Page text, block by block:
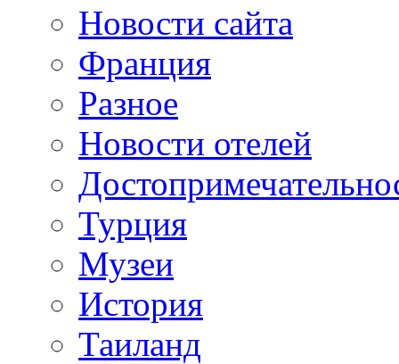
Новости сайта
Франция
Разное
Новости отелей
Турция
Музеи
История
Таиланд